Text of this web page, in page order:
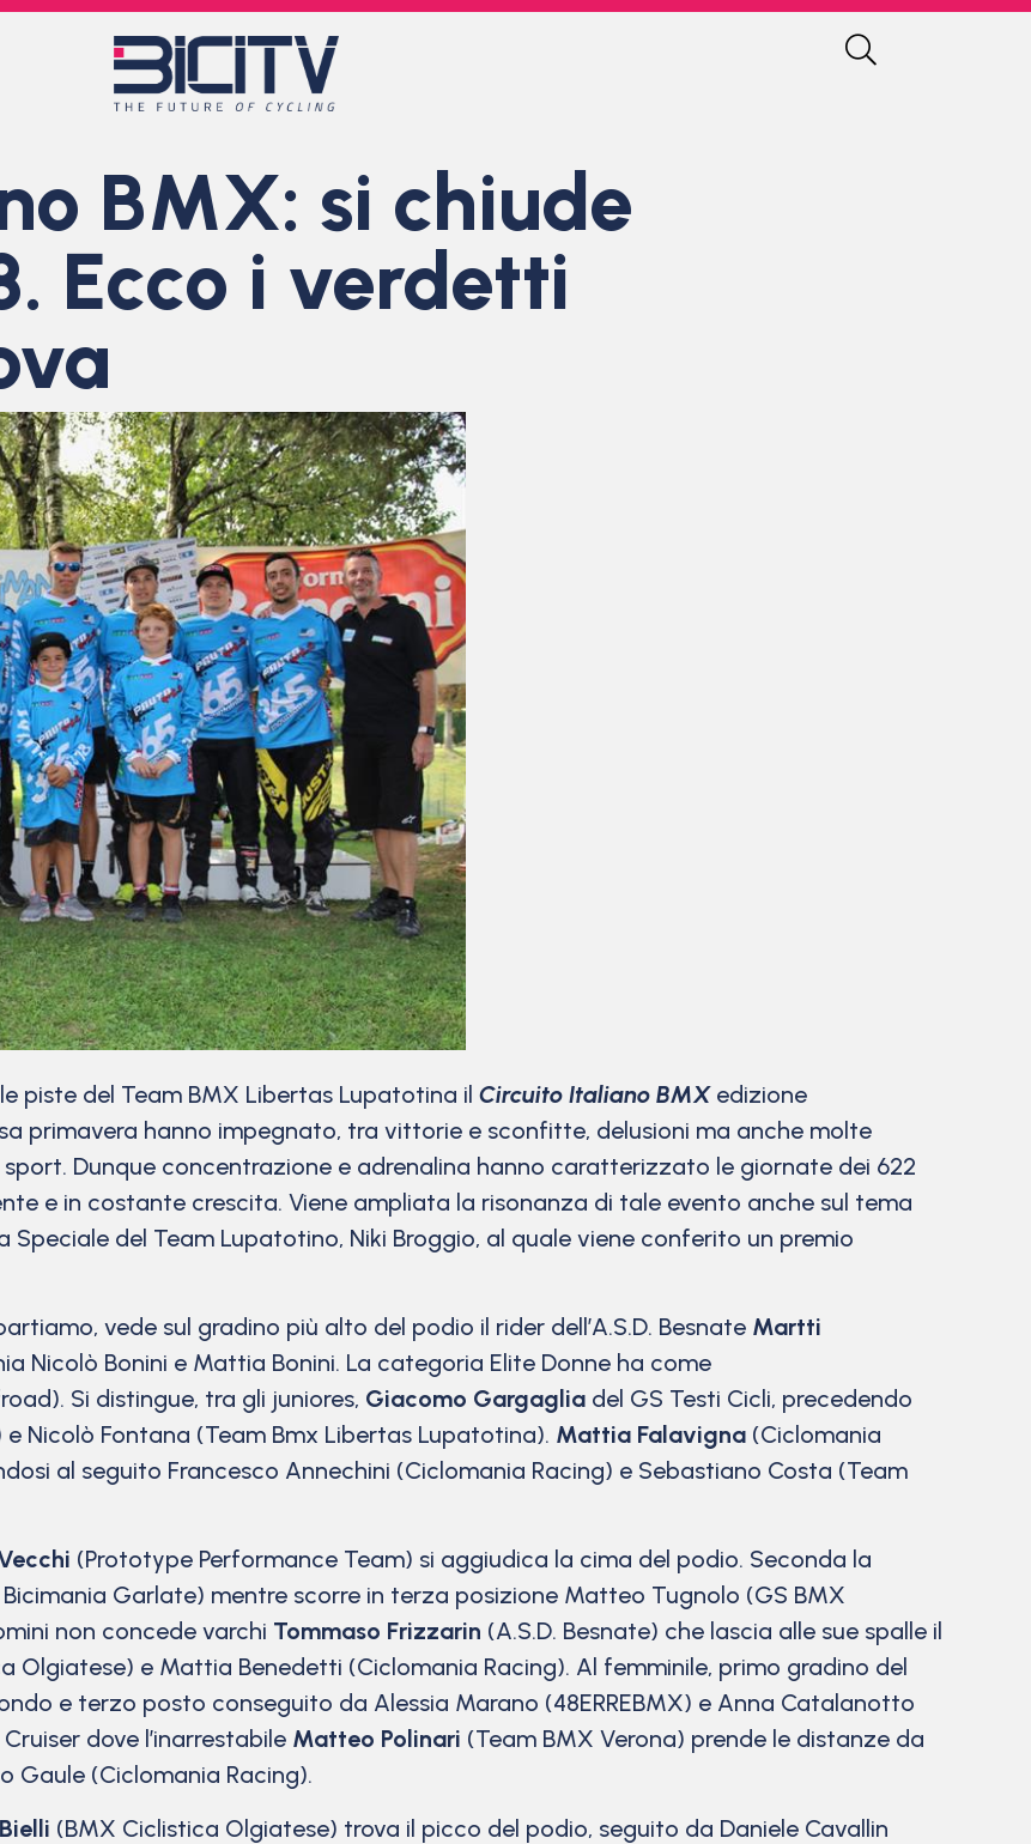
BMX: si chiude
Ecco i verdetti
piste del Team BMX Libertas Lupatotina il Circuito Italiano BMX edizione
primavera hanno impegnato, tra vittorie e sconfitte, delusioni ma anche molte
Dunque concentrazione e adrenalina hanno caratterizzato le giornate dei 622
e in costante crescita. Viene ampliata la risonanza di tale evento anche sul tema
Speciale del Team Lupatotino, Niki Broggio, al quale viene conferito un premio
vede sul gradino più alto del podio il rider dell’A.S.D. Besnate Martti
Nicolò Bonini e Mattia Bonini. La categoria Elite Donne ha come
Si distingue, tra gli juniores, Giacomo Gargaglia del GS Testi Cicli, precedendo
Nicolò Fontana (Team Bmx Libertas Lupatotina). Mattia Falavigna (Ciclomania
al seguito Francesco Annechini (Ciclomania Racing) e Sebastiano Costa (Team
(Prototype Performance Team) si aggiudica la cima del podio. Seconda la
Garlate) mentre scorre in terza posizione Matteo Tugnolo (GS BMX
non concede varchi Tommaso Frizzarin (A.S.D. Besnate) che lascia alle sue spalle il
Olgiatese) e Mattia Benedetti (Ciclomania Racing). Al femminile, primo gradino del
e terzo posto conseguito da Alessia Marano (48ERREBMX) e Anna Catalanotto
dove l’inarrestabile Matteo Polinari (Team BMX Verona) prende le distanze da
Gaule (Ciclomania Racing).
(BMX Ciclistica Olgiatese) trova il picco del podio, seguito da Daniele Cavallin